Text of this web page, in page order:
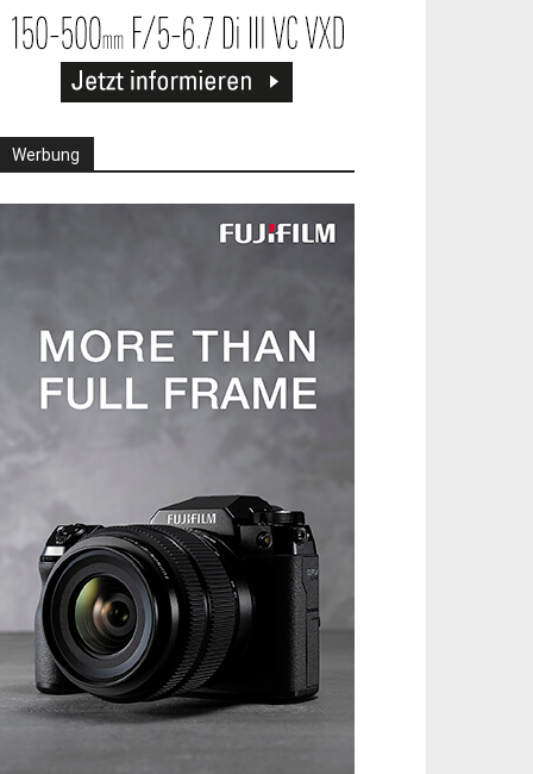
Werbung